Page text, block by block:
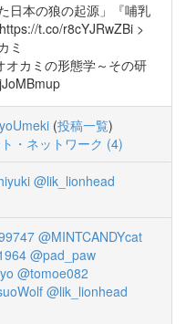
日本の狼の起源」『哺乳
t.co/r8cYJRwZBi >
ミ
カミの形態学～その研
(投稿一覧)
・ネットワーク (4)
@lik_lionhead
@MINTCANDYcat
@pad_paw
@tomoe082
@lik_lionhead